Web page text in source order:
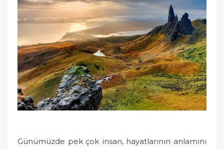
e
d
n
Günümüzde pek çok insan, hayatlarının anlamını